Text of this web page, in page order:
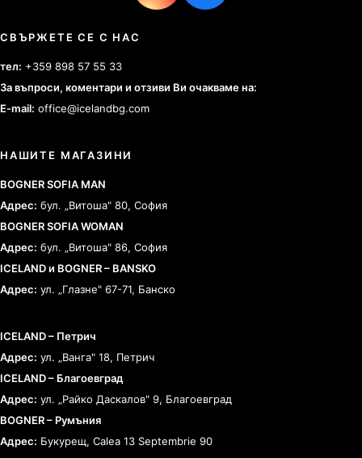
СВЪРЖЕТЕ СЕ С НАС
тел: +359 898 57 55 33
За въпроси, коментари и отзиви Ви очакваме на:
E-mail: office@icelandbg.com
НАШИТЕ МАГАЗИНИ
BOGNER SOFIA MAN
Адрес: бул. „Витоша" 80, София
BOGNER SOFIA WOMAN
Адрес: бул. „Витоша" 86, София
ICELAND и BOGNER – BANSKO
Адрес: ул. „Глазне" 67-71, Банско
ICELAND – Петрич
Адрес: ул. „Ванга" 18, Петрич
ICELAND – Благоевград
Адрес: ул. „Райко Даскалов" 9, Благоевград
BOGNER – Румъния
Адрес: Букурещ, Calea 13 Septembrie 90